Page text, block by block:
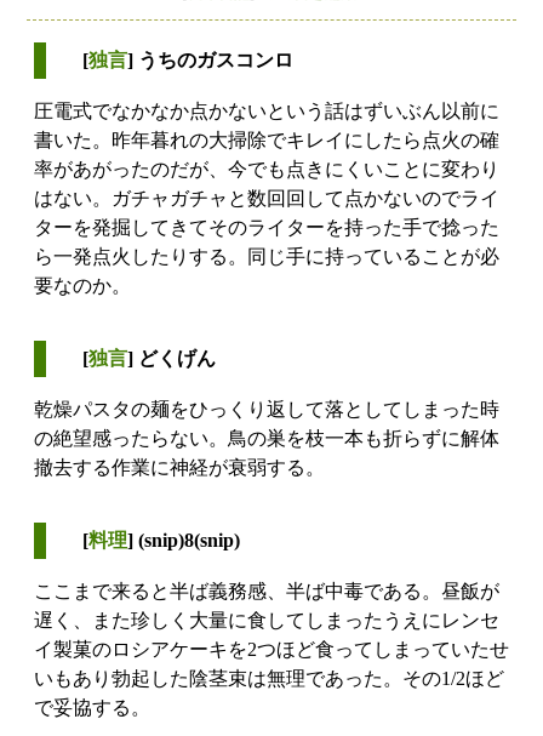
[独言] うちのガスコンロ
圧電式でなかなか点かないという話はずいぶん以前に
書いた。昨年暮れの大掃除でキレイにしたら点火の確
率があがったのだが、今でも点きにくいことに変わり
はない。ガチャガチャと数回回して点かないのでライ
ターを発掘してきてそのライターを持った手で捻った
ら一発点火したりする。同じ手に持っていることが必
要なのか。
[独言] どくげん
乾燥パスタの麺をひっくり返して落としてしまった時
の絶望感ったらない。鳥の巣を枝一本も折らずに解体
撤去する作業に神経が衰弱する。
[料理] (snip)8(snip)
ここまで来ると半ば義務感、半ば中毒である。昼飯が
遅く、また珍しく大量に食してしまったうえにレンセ
イ製菓のロシアケーキを2つほど食ってしまっていたせ
いもあり勃起した陰茎束は無理であった。その1/2ほど
で妥協する。